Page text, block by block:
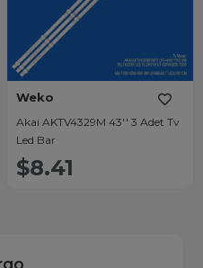
Weko
Akai AKTV4329M 43'' 3 Adet Tv
Led Bar
$8.41